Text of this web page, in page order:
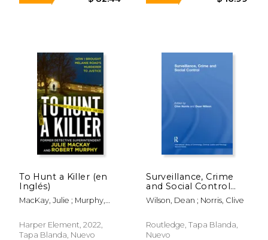
To Hunt a Killer (en
Inglés)
MacKay, Julie ; Murphy,
Harper Element, 2022,
Tapa Blanda, Nuevo
Surveillance, Crime
and Social Control
(en Inglés)
Wilson, Dean ; Norris, Clive
Routledge, Tapa Blanda,
Nuevo